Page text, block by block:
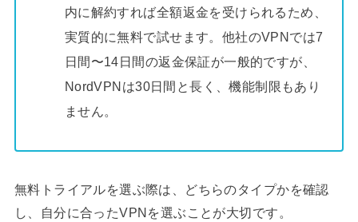
内に解約すれば全額返金を受けられるため、
実質的に無料で試せます。他社のVPNでは7
日間〜14日間の返金保証が一般的ですが、
NordVPNは30日間と長く、機能制限もあり
ません。
無料トライアルを選ぶ際は、どちらのタイプかを確認
し、自分に合ったVPNを選ぶことが大切です。